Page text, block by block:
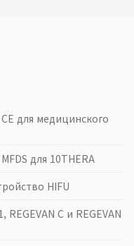
для медицинского
для 10THERA
HIFU
C и REGEVAN